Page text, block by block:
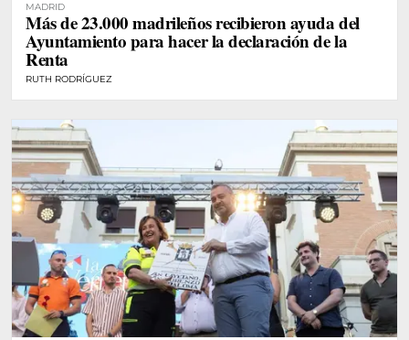
MADRID
Más de 23.000 madrileños recibieron ayuda del
Ayuntamiento para hacer la declaración de la
Renta
RUTH RODRÍGUEZ